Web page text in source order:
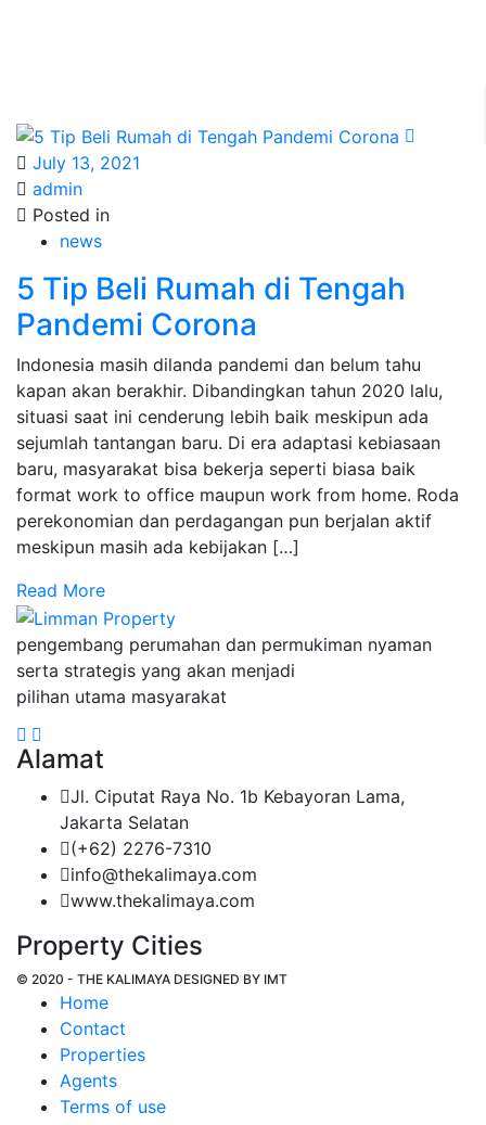
July 13, 2021
admin
Posted in
news
5 Tip Beli Rumah di Tengah
Pandemi Corona
Indonesia masih dilanda pandemi dan belum tahu
kapan akan berakhir. Dibandingkan tahun 2020 lalu,
situasi saat ini cenderung lebih baik meskipun ada
sejumlah tantangan baru. Di era adaptasi kebiasaan
baru, masyarakat bisa bekerja seperti biasa baik
format work to office maupun work from home. Roda
perekonomian dan perdagangan pun berjalan aktif
meskipun masih ada kebijakan […]
Read More
pengembang perumahan dan permukiman nyaman
serta strategis yang akan menjadi
pilihan utama masyarakat
Alamat
Jl. Ciputat Raya No. 1b Kebayoran Lama,
Jakarta Selatan
(+62) 2276-7310
info@thekalimaya.com
www.thekalimaya.com
Property Cities
© 2020 - THE KALIMAYA DESIGNED BY IMT
Home
Contact
Properties
Agents
Terms of use